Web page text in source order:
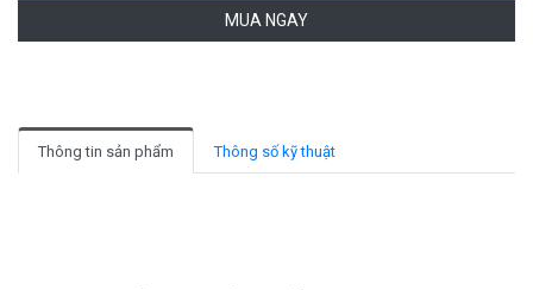
MUA NGAY
Thông tin sản phẩm Thông số kỹ thuật